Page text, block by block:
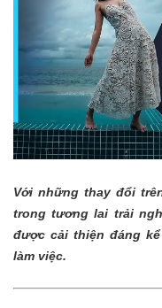
Với những thay đổi
trong tương lai trải
được cải thiện đáng
làm việc.